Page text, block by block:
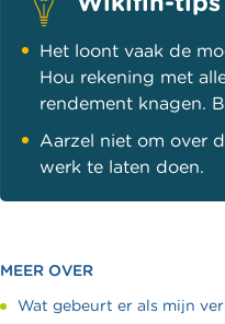
Het loont vaak de
Hou rekening met
rendement knagen.
Aarzel niet om over
werk te laten doen.
MEER OVER
Wat gebeurt er als mijn